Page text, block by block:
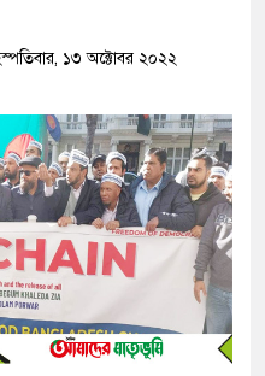
১৩ অক্টোবর ২০২২